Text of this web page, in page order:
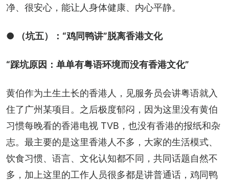
净、很安心，能让人身体健康、内心平静。
● （坑五）：“鸡同鸭讲”脱离香港文化
“踩坑原因：单单有粤语环境而没有香港文化”
黄伯作为土生土长的香港人，见服务员会讲粤语就入
住了广州某项目。之后极度郁闷，因为这里没有黄伯
习惯每晚看的香港电视 TVB，也没有香港的报纸和杂
志。最主要的是这里香港人不多，大家的生活模式、
饮食习惯、语言、文化认知都不同，共同话题自然不
多，加上这里的工作人员很多都是讲普通话，鸡同鸭